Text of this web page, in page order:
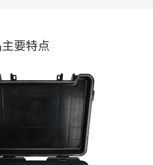
要特点